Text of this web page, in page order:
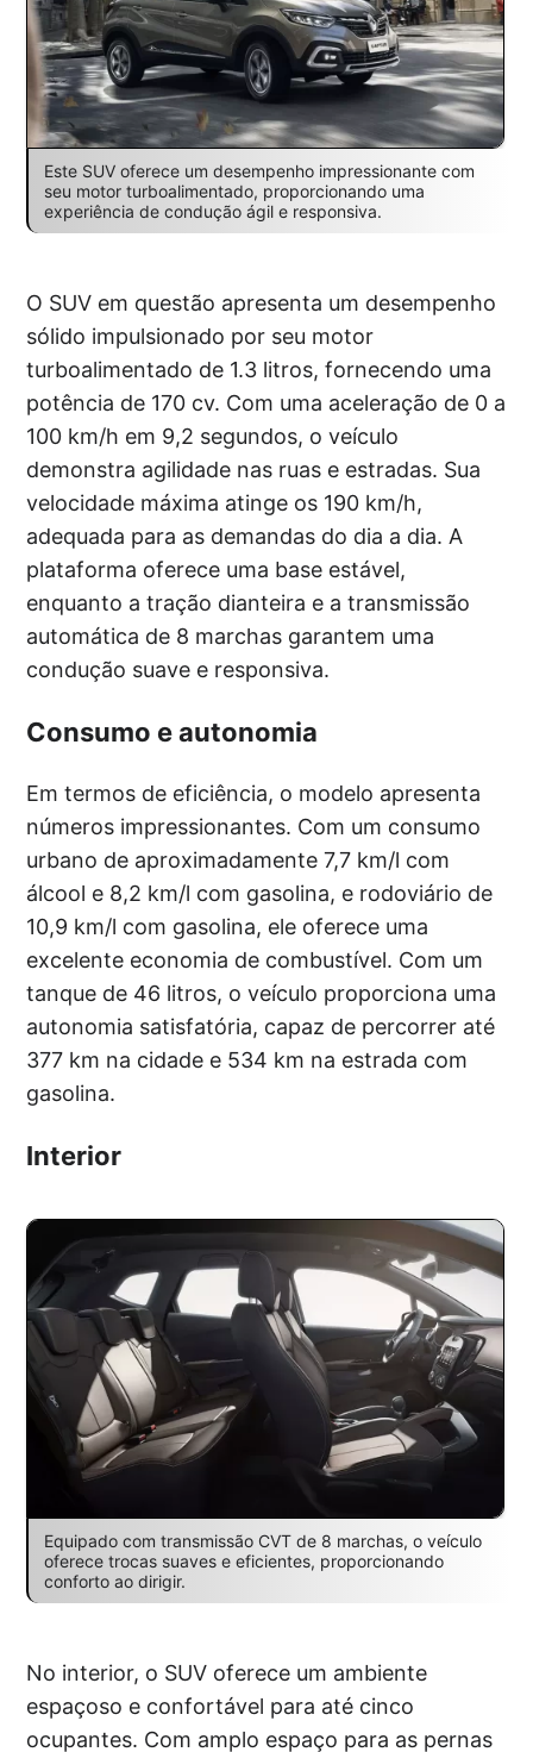
Este SUV oferece um desempenho impressionante com
seu motor turboalimentado, proporcionando uma
experiência de condução ágil e responsiva.
O SUV em questão apresenta um desempenho
sólido impulsionado por seu motor
turboalimentado de 1.3 litros, fornecendo uma
potência de 170 cv. Com uma aceleração de 0 a
100 km/h em 9,2 segundos, o veículo
demonstra agilidade nas ruas e estradas. Sua
velocidade máxima atinge os 190 km/h,
adequada para as demandas do dia a dia. A
plataforma oferece uma base estável,
enquanto a tração dianteira e a transmissão
automática de 8 marchas garantem uma
condução suave e responsiva.
Consumo e autonomia
Em termos de eficiência, o modelo apresenta
números impressionantes. Com um consumo
urbano de aproximadamente 7,7 km/l com
álcool e 8,2 km/l com gasolina, e rodoviário de
10,9 km/l com gasolina, ele oferece uma
excelente economia de combustível. Com um
tanque de 46 litros, o veículo proporciona uma
autonomia satisfatória, capaz de percorrer até
377 km na cidade e 534 km na estrada com
gasolina.
Interior
Equipado com transmissão CVT de 8 marchas, o veículo
oferece trocas suaves e eficientes, proporcionando
conforto ao dirigir.
No interior, o SUV oferece um ambiente
espaçoso e confortável para até cinco
ocupantes. Com amplo espaço para as pernas